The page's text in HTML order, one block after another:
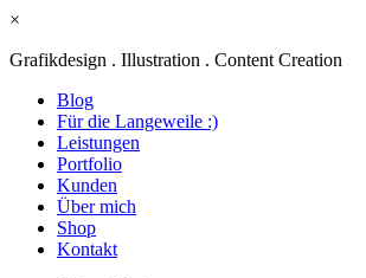
×
Grafikdesign . Illustration . Content Creation
Blog
Für die Langeweile :)
Leistungen
Portfolio
Kunden
Über mich
Shop
Kontakt